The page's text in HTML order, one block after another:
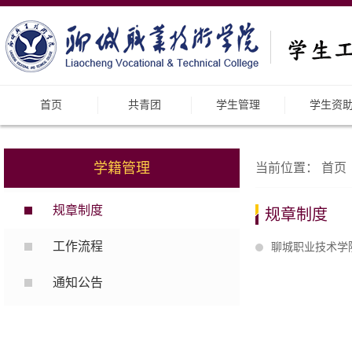
首页 共青团 学生管理 学生资
学籍管理
规章制度
工作流程
通知公告
当前位置： 首页
规章制度
聊城职业技术学